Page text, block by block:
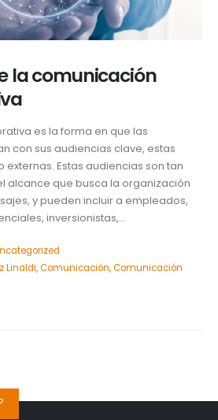
la comunicación
es la forma en que las
con sus audiencias clave, estas
Estas audiencias son tan
alcance que busca la organización
y pueden incluir a empleados,
inversionistas,...
Linaldi,Comunicación,Comunicación